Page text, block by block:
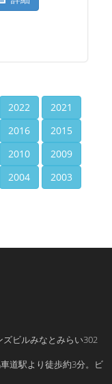
2022
2021
2016
2015
2010
2009
2004
2003
ビルみなとみらい302
道駅より徒歩約3分。ビ